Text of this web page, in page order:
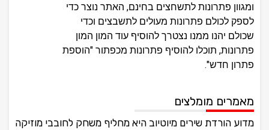
ומגוון פתרונות לתשחצים בחינם, האתר נוצר כדי
לספק לכולם פתרונות מעולים לתשבצים וכדי
שכולם יהנו ממנו נצטרך להוסיף עוד המון המון
פתרונות, תוכלו להוסיף פתרונות מכפתור "הוספת
פתרון חדש".
מאמרים מומלצים
מדוע הורדת שירים מיוטיוב היא מחליף משחק לחובבי מוזיקה